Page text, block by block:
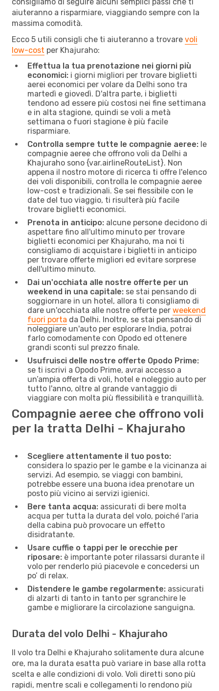
aiuteranno a risparmiare, viaggiando sempre con la
massima comodità.
Ecco 5 utili consigli che ti aiuteranno a trovare voli
low-cost per Khajuraho:
Effettua la tua prenotazione nei giorni più
economici: i giorni migliori per trovare biglietti
aerei economici per volare da Delhi sono tra
martedì e giovedì. D'altra parte, i biglietti
tendono ad essere più costosi nei fine settimana
e in alta stagione, quindi se voli a metà
settimana o fuori stagione è più facile
risparmiare.
Controlla sempre tutte le compagnie aeree: le
compagnie aeree che offrono voli da Delhi a
Khajuraho sono {​var.airlineRouteList}. Non
appena il nostro motore di ricerca ti offre l'elenco
dei voli disponibili, controlla le compagnie aeree
low-cost e tradizionali. Se sei flessibile con le
date del tuo viaggio, ti risulterà più facile
trovare biglietti economici.
Prenota in anticipo: alcune persone decidono di
aspettare fino all'ultimo minuto per trovare
biglietti economici per Khajuraho, ma noi ti
consigliamo di acquistare i biglietti in anticipo
per trovare offerte migliori ed evitare sorprese
dell'ultimo minuto.
Dai un'occhiata alle nostre offerte per un
weekend in una capitale: se stai pensando di
soggiornare in un hotel, allora ti consigliamo di
dare un'occhiata alle nostre offerte per weekend
fuori porta da Delhi. Inoltre, se stai pensando di
noleggiare un'auto per esplorare India, potrai
farlo comodamente con Opodo ed ottenere
grandi sconti sul prezzo finale.
Usufruisci delle nostre offerte Opodo Prime:
se ti iscrivi a Opodo Prime, avrai accesso a
un’ampia offerta di voli, hotel e noleggio auto per
tutto l'anno, oltre al grande vantaggio di
viaggiare con molta più flessibilità e tranquillità.
Compagnie aeree che offrono voli
per la tratta Delhi - Khajuraho
Scegliere attentamente il tuo posto:
considera lo spazio per le gambe e la vicinanza ai
servizi. Ad esempio, se viaggi con bambini,
potrebbe essere una buona idea prenotare un
posto più vicino ai servizi igienici.
Bere tanta acqua: assicurati di bere molta
acqua per tutta la durata del volo, poiché l'aria
della cabina può provocare un effetto
disidratante.
Usare cuffie o tappi per le orecchie per
riposare: è importante poter rilassarsi durante il
volo per renderlo piú piacevole e concedersi un
po’ di relax.
Distendere le gambe regolarmente: assicurati
di alzarti di tanto in tanto per sgranchire le
gambe e migliorare la circolazione sanguigna.
Durata del volo Delhi - Khajuraho
Il volo tra Delhi e Khajuraho solitamente dura alcune
ore, ma la durata esatta può variare in base alla rotta
scelta e alle condizioni di volo. Voli diretti sono più
rapidi, mentre scali e collegamenti lo rendono più